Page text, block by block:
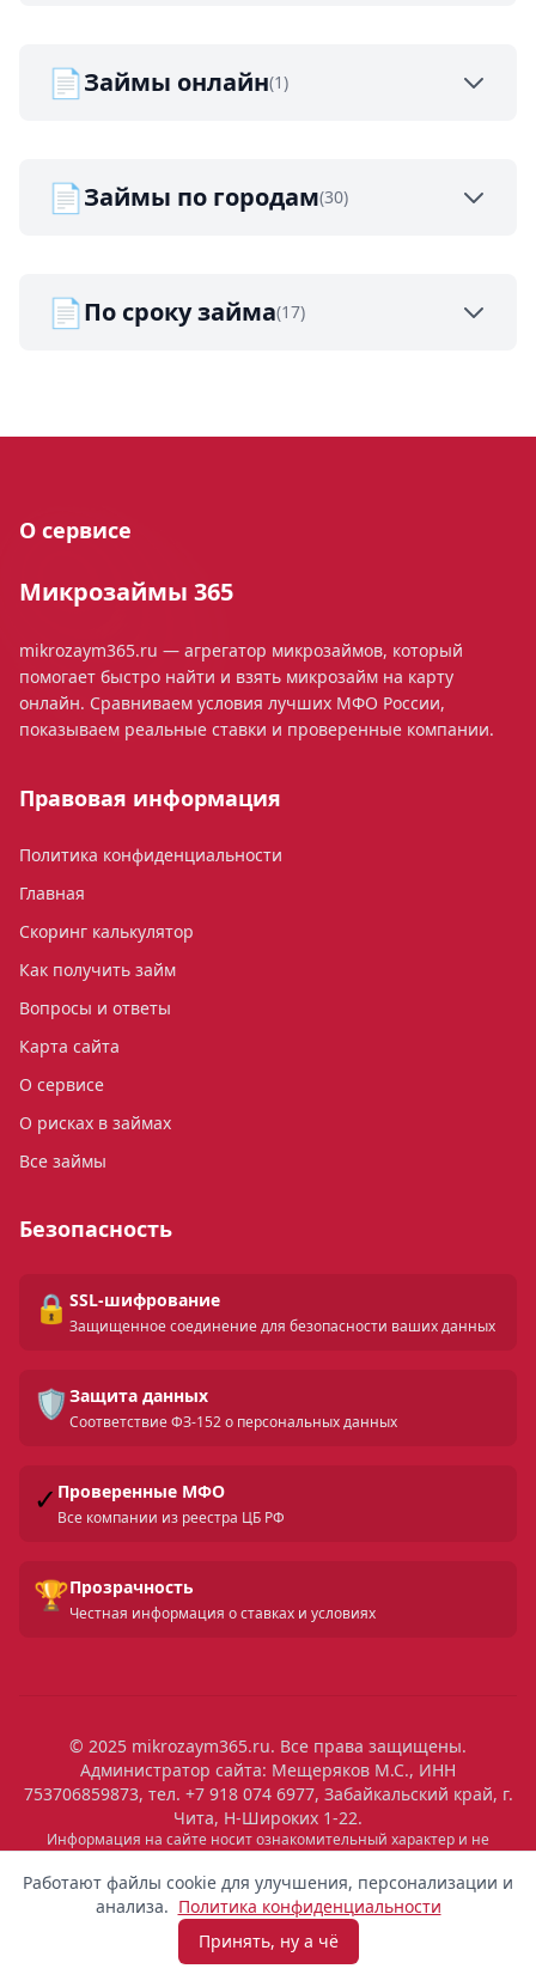
Взять микрозайм
Работают файлы cookie для улучшения, персонализации и
анализа. Политика конфиденциальности
Принять, ну а чё
📄Займы онлайн(1)
📄Займы по городам(30)
📄По сроку займа(17)
О сервисе
Микрозаймы 365
mikrozaym365.ru — агрегатор микрозаймов, который
помогает быстро найти и взять микрозайм на карту
онлайн. Сравниваем условия лучших МФО России,
показываем реальные ставки и проверенные компании.
Правовая информация
Политика конфиденциальности
Главная
Скоринг калькулятор
Как получить займ
Вопросы и ответы
Карта сайта
О сервисе
О рисках в займах
Все займы
Безопасность
🔒 SSL-шифрование
Защищенное соединение для безопасности ваших данных
🛡️ Защита данных
Соответствие ФЗ-152 о персональных данных
✓ Проверенные МФО
Все компании из реестра ЦБ РФ
🏆Прозрачность
Честная информация о ставках и условиях
© 2025 mikrozaym365.ru. Все права защищены.
Администратор сайта: Мещеряков М.С., ИНН
753706859873, тел. +7 918 074 6977, Забайкальский край, г.
Чита, Н-Широких 1-22.
Информация на сайте носит ознакомительный характер и не
является публичной офертой. Все условия микрозаймов уточняйте
на сайтах МФО. Помните: займ — это обязательство, которое
необходимо исполнять. Невыполнение обязательств влечет штрафы
и ухудшение кредитной истории. Услуги предоставляются
микрофинансовыми организациями, состоящими в реестре ЦБ РФ.